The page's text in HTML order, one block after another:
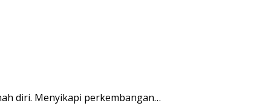
diri. Menyikapi perkembangan…